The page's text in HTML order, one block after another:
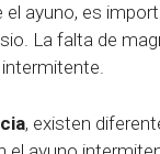
ayuno, es
La falta de
, existen